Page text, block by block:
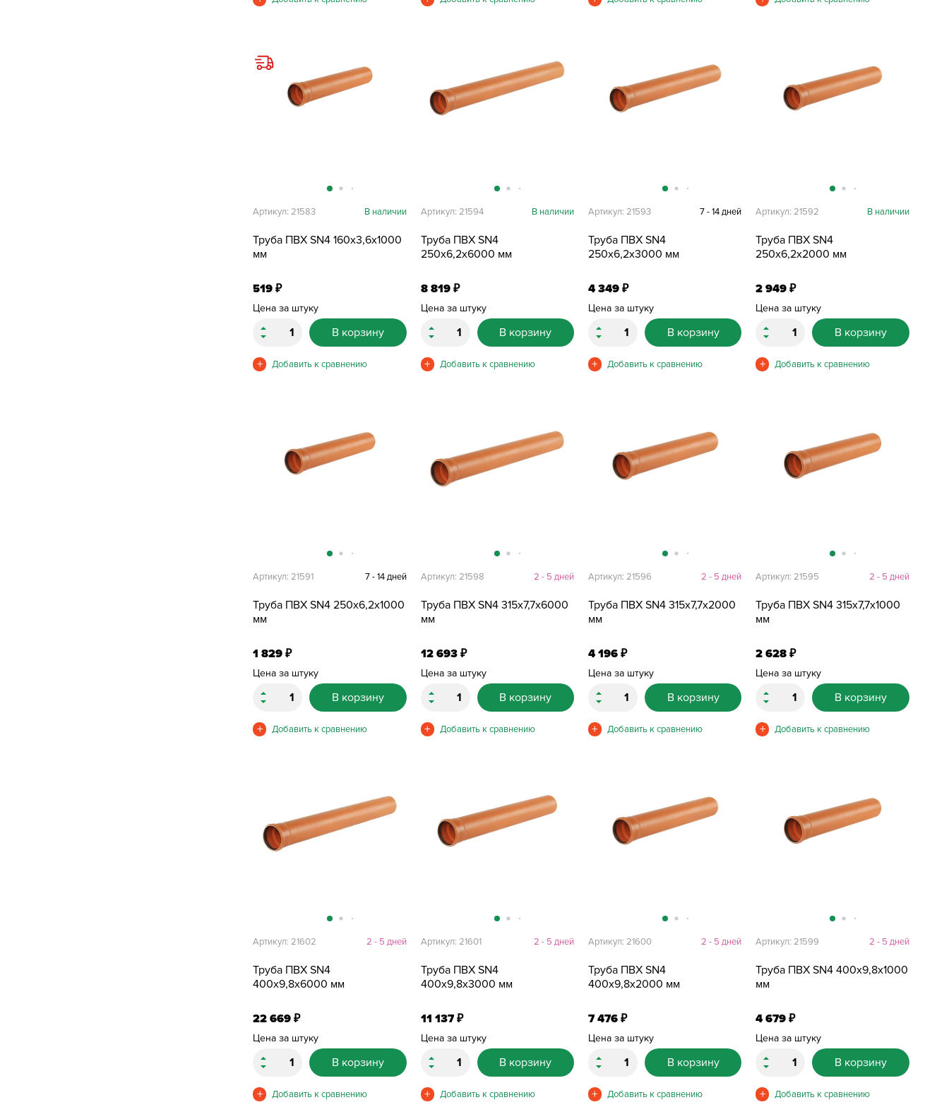
Труба ПВХ SN4 160х3,6х1000
мм
Артикул: 21583 В наличии
519₽
Цена за штуку
В корзину
Труба ПВХ SN4
250х6,2х6000 мм
Артикул: 21594 В наличии
8 819 ₽
Цена за штуку
В корзину
Труба ПВХ SN4
250х6,2х3000 мм
Артикул: 21593 7 - 14 дней
4 349 ₽
Цена за штуку
В корзину
Труба ПВХ SN4
250х6,2х2000 мм
Артикул: 21592 В наличии
2 949₽
Цена за штуку
В корзину
Труба ПВХ SN4 250х6,2х1000
мм
Артикул: 21591 7 - 14 дней
1 829₽
Цена за штуку
В корзину
Труба ПВХ SN4 315х7,7х6000
мм
Артикул: 21598 2 - 5 дней
12 693 ₽
Цена за штуку
В корзину
Труба ПВХ SN4 315х7,7х2000
мм
Артикул: 21596 2 - 5 дней
4 196 ₽
Цена за штуку
В корзину
Труба ПВХ SN4 315х7,7х1000
мм
Артикул: 21595 2 - 5 дней
2 628₽
Цена за штуку
В корзину
Труба ПВХ SN4
400х9,8х6000 мм
Артикул: 21602 2 - 5 дней
22 669₽
Цена за штуку
В корзину
Труба ПВХ SN4
400х9,8х3000 мм
Артикул: 21601 2 - 5 дней
11 137 ₽
Цена за штуку
В корзину
Труба ПВХ SN4
400х9,8х2000 мм
Артикул: 21600 2 - 5 дней
7 476 ₽
Цена за штуку
В корзину
Труба ПВХ SN4 400х9,8х1000
мм
Артикул: 21599 2 - 5 дней
4 679₽
Цена за штуку
В корзину